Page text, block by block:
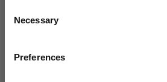
Selection
Necessary
Preferences